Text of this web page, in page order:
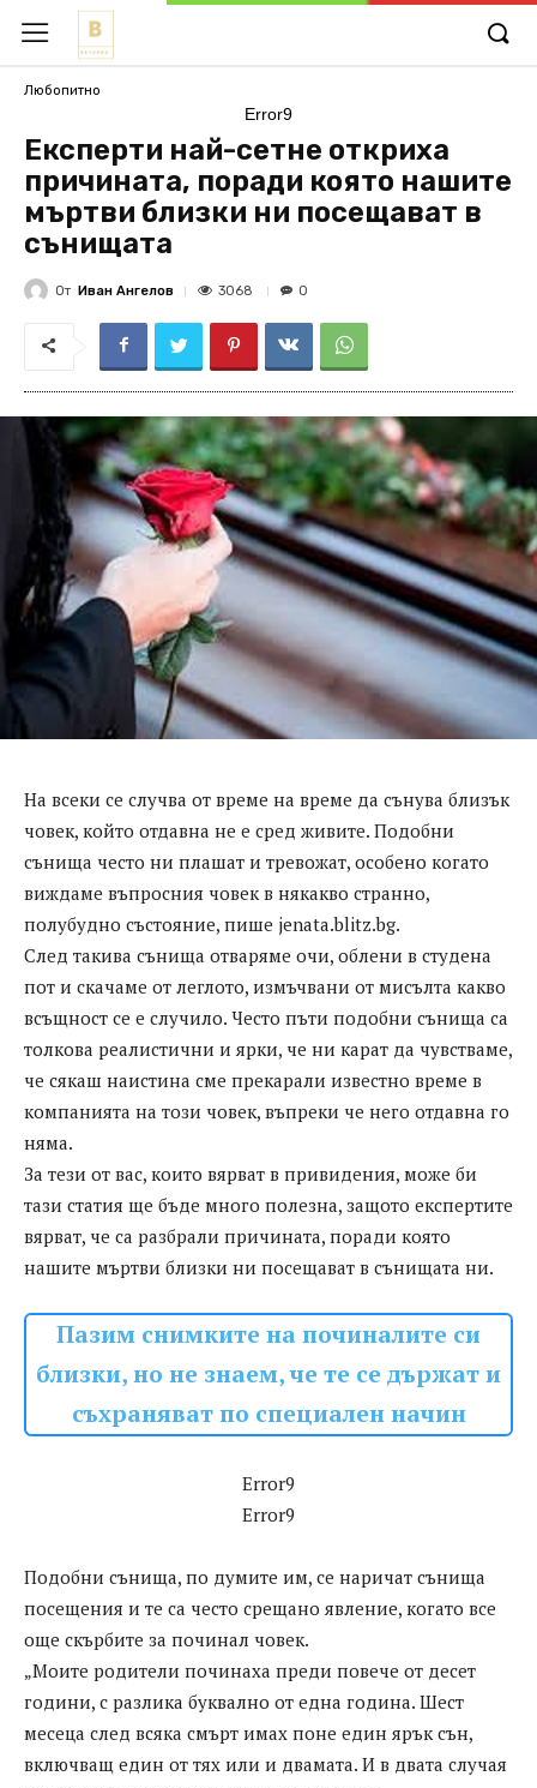
Любопитно
Error9
Експерти най-сетне откриха
причината, поради която нашите
мъртви близки ни посещават в
сънищата
От Иван Ангелов 3068 0
На всеки се случва от време на време да сънува близък
човек, който отдавна не е сред живите. Подобни
сънища често ни плашат и тревожат, особено когато
виждаме въпросния човек в някакво странно,
полубудно състояние, пише jenata.blitz.bg.
След такива сънища отваряме очи, облени в студена
пот и скачаме от леглото, измъчвани от мисълта какво
всъщност се е случило. Често пъти подобни сънища са
толкова реалистични и ярки, че ни карат да чувстваме,
че сякаш наистина сме прекарали известно време в
компанията на този човек, въпреки че него отдавна го
няма.
За тези от вас, които вярват в привидения, може би
тази статия ще бъде много полезна, защото експертите
вярват, че са разбрали причината, поради която
нашите мъртви близки ни посещават в сънищата ни.
Пазим снимките на починалите си
близки, но не знаем, че те се държат и
съхраняват по специален начин
Error9
Error9
Подобни сънища, по думите им, се наричат сънища
посещения и те са често срещано явление, когато все
още скърбите за починал човек.
„Моите родители починаха преди повече от десет
години, с разлика буквално от една година. Шест
месеца след всяка смърт имах поне един ярък сън,
включващ един от тях или и двамата. И в двата случая